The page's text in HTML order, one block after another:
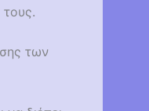
των